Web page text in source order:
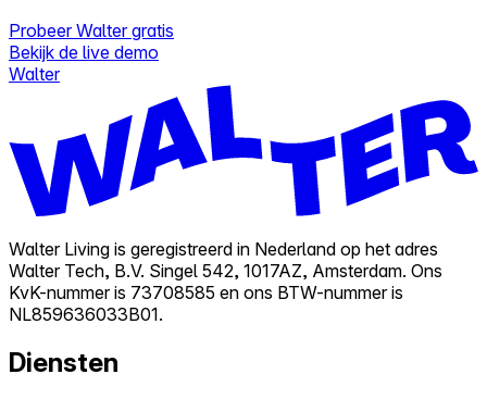
Probeer Walter gratis
Bekijk de live demo
Walter
Walter Living is geregistreerd in Nederland op het adres
Walter Tech, B.V. Singel 542, 1017AZ, Amsterdam. Ons
KvK-nummer is 73708585 en ons BTW-nummer is
NL859636033B01.
Diensten